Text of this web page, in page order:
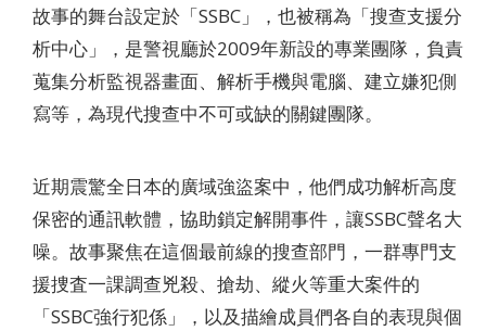
故事的舞台設定於「SSBC」，也被稱為「搜查支援分
析中心」，是警視廳於2009年新設的專業團隊，負責
蒐集分析監視器畫面、解析手機與電腦、建立嫌犯側
寫等，為現代搜查中不可或缺的關鍵團隊。
近期震驚全日本的廣域強盜案中，他們成功解析高度
保密的通訊軟體，協助鎖定解開事件，讓SSBC聲名大
噪。故事聚焦在這個最前線的搜查部門，一群專門支
援捜査一課調查兇殺、搶劫、縱火等重大案件的
「SSBC強行犯係」，以及描繪成員們各自的表現與個